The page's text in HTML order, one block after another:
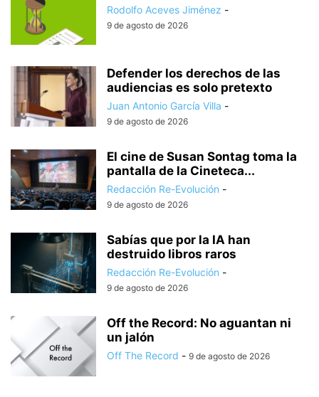
Rodolfo Aceves Jiménez -
9 de agosto de 2026
Defender los derechos de las
audiencias es solo pretexto
Juan Antonio García Villa -
9 de agosto de 2026
El cine de Susan Sontag toma la
pantalla de la Cineteca...
Redacción Re-Evolución -
9 de agosto de 2026
Sabías que por la IA han
destruido libros raros
Redacción Re-Evolución -
9 de agosto de 2026
Off the Record: No aguantan ni
un jalón
Off The Record - 9 de agosto de 2026